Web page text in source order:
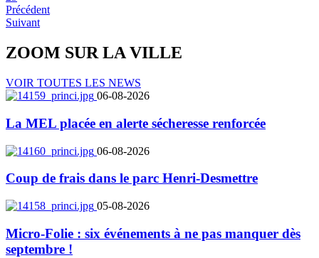
Précédent
Suivant
ZOOM SUR LAVILLE
VOIR TOUTES LES NEWS
06-08-2026
La MEL placée en alerte sécheresse renforcée
06-08-2026
Coup de frais dans le parc Henri-Desmettre
05-08-2026
Micro-Folie : six événements à ne pas manquer dès
septembre !